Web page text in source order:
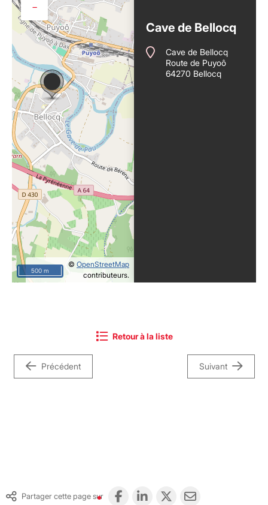
−
© OpenStreetMap
contributeurs.
500 m
Cave de Bellocq
Cave de Bellocq
Route de Puyoô
64270 Bellocq
Précédent
Retour à la liste
Suivant
Partager cette page sur